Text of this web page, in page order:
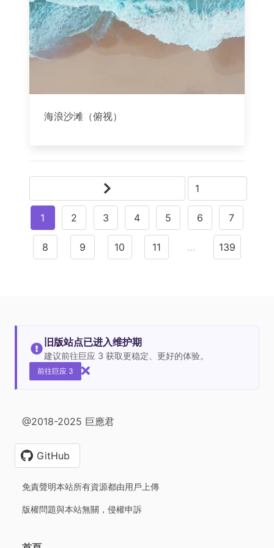
海浪沙滩（俯视）
1 2 3 4 5 6 7
8 9 10 11 … 139
旧版站点已进入维护期
建议前往巨应 3 获取更稳定、更好的体验。
前往巨应 3
@2018-2025 巨應君
GitHub
免責聲明本站所有資源都由用戶上傳
版權問題與本站無關，侵權申訴